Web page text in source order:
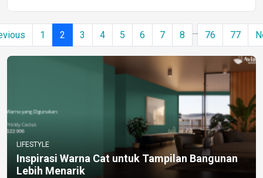
1 2 3 4 5 6 7 8 ... 76 77
LIFESTYLE
Inspirasi Warna Cat untuk Tampilan Bangunan
Lebih Menarik